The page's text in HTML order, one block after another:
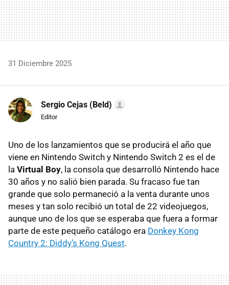
31 Diciembre 2025
Sergio Cejas (Beld)
Editor
Uno de los lanzamientos que se producirá el año que
viene en Nintendo Switch y Nintendo Switch 2 es el de
la Virtual Boy, la consola que desarrolló Nintendo hace
30 años y no salió bien parada. Su fracaso fue tan
grande que solo permaneció a la venta durante unos
meses y tan solo recibió un total de 22 videojuegos,
aunque uno de los que se esperaba que fuera a formar
parte de este pequeño catálogo era Donkey Kong
Country 2: Diddy’s Kong Quest.